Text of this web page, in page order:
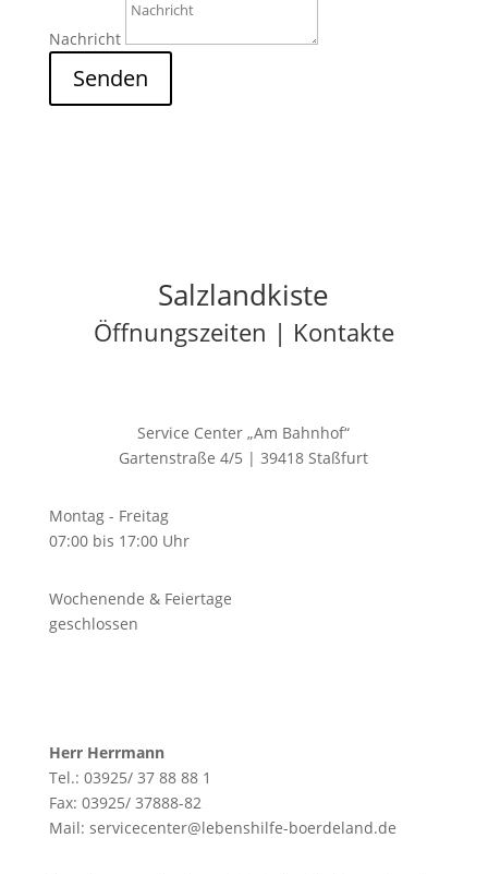
Nachricht
Senden
Salzlandkiste
Öffnungszeiten | Kontakte
Service Center „Am Bahnhof“
Gartenstraße 4/5 | 39418 Staßfurt
Montag - Freitag
07:00 bis 17:00 Uhr
Wochenende & Feiertage
geschlossen
Herr Herrmann
Tel.: 03925/ 37 88 88 1
Fax: 03925/ 37888-82
Mail: servicecenter@lebenshilfe-boerdeland.de